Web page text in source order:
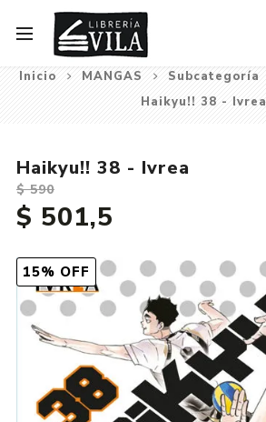
Inicio MANGAS Subcategoría
Haikyu!! 38 - Ivrea
15% OFF
Haikyu!! 38 - Ivrea
$ 590
$ 501,5